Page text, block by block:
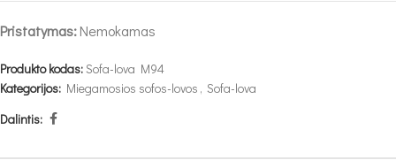
Pristatymas:Nemokamas
Produkto kodas:Sofa-lova M94
Kategorijos: Miegamosios sofos-lovos , Sofa-lova
Dalintis: